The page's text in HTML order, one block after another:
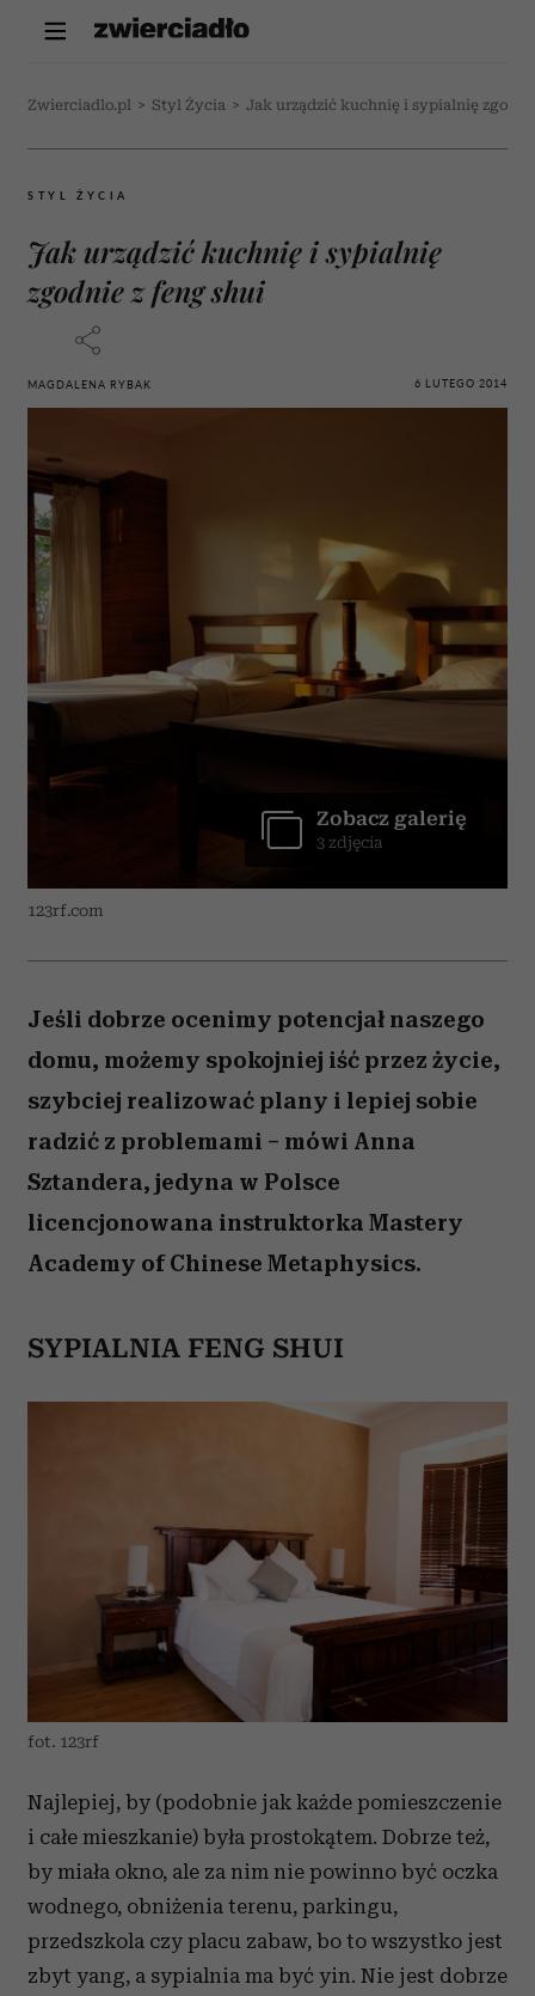
Zwierciadlo.pl > Styl Życia > Jak urządzić kuchnię i sypialnię
STYL ŻYCIA
Jak urządzić kuchnię i sypialnię
zgodnie z feng shui
MAGDALENA RYBAK 6 LUTEGO 2014
123rf.com
Zobacz galerię
3 zdjęcia
Jeśli dobrze ocenimy potencjał naszego
domu, możemy spokojniej iść przez życie,
szybciej realizować plany i lepiej sobie
radzić z problemami – mówi Anna
Sztandera, jedyna w Polsce
licencjonowana instruktorka Mastery
Academy of Chinese Metaphysics.
SYPIALNIA FENG SHUI
fot. 123rf
Najlepiej, by (podobnie jak każde pomieszczenie
i całe mieszkanie) była prostokątem. Dobrze też,
by miała okno, ale za nim nie powinno być oczka
wodnego, obniżenia terenu, parkingu,
przedszkola czy placu zabaw, bo to wszystko jest
zbyt yang, a sypialnia ma być yin. Nie jest dobrze